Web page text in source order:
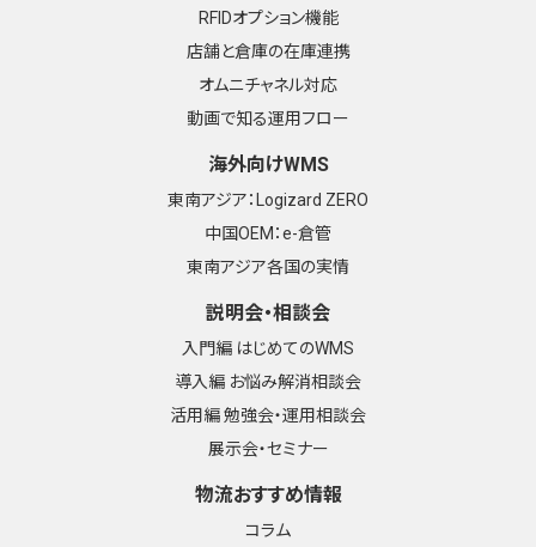
RFIDオプション機能
店舗と倉庫の在庫連携
オムニチャネル対応
動画で知る運用フロー
海外向けWMS
東南アジア：Logizard ZERO
中国OEM：e-倉管
東南アジア各国の実情
説明会・相談会
入門編 はじめてのWMS
導入編 お悩み解消相談会
活用編 勉強会・運用相談会
展示会・セミナー
物流おすすめ情報
コラム